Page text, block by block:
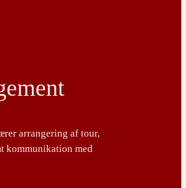
arrangering af tour,
kommunikation med